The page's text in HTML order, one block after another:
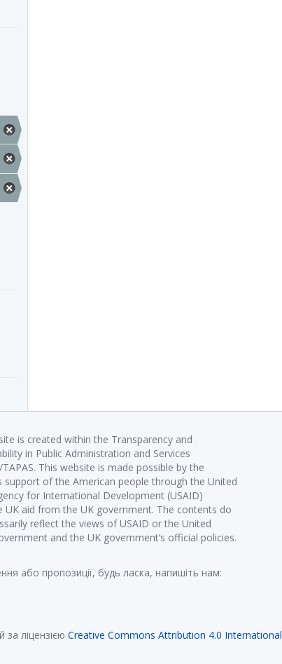
is created within the Transparency and
in Public Administration and Services
This website is made possible by the
support of the American people through the United
for International Development (USAID)
UK aid from the UK government. The contents do
reflect the views of USAID or the United
and the UK government’s official policies.
або пропозиції, будь ласка, напишіть нам:
ліцензією Creative Commons Attribution 4.0